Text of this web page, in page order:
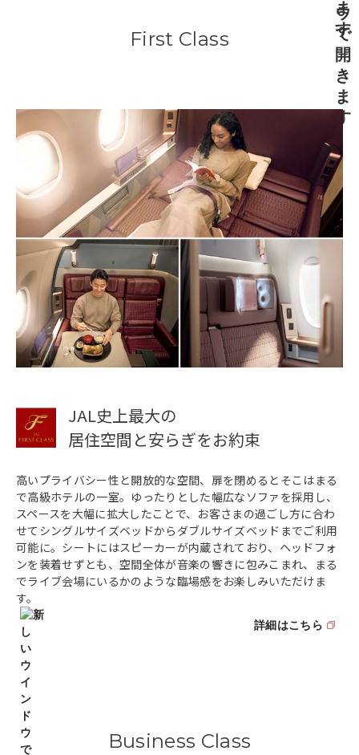
First Class
JAL史上最大の
居住空間と安らぎをお約束
高いプライバシー性と開放的な空間、扉を閉めるとそこはまる
で高級ホテルの一室。ゆったりとした幅広なソファを採用し、
スペースを大幅に拡大したことで、お客さまの過ごし方に合わ
せてシングルサイズベッドからダブルサイズベッドまでご利用
可能に。シートにはスピーカーが内蔵されており、ヘッドフォ
ンを装着せずとも、空間全体が音楽の響きに包みこまれ、まる
でライブ会場にいるかのような臨場感をお楽しみいただけま
す。
詳細はこちら
Business Class